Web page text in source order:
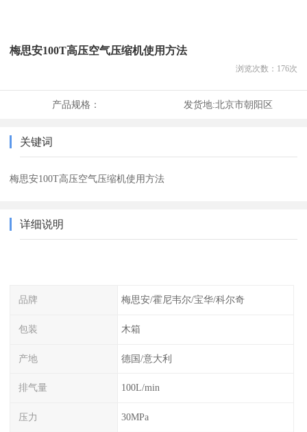
梅思安100T高压空气压缩机使用方法
浏览次数： 176次
产品规格： 发货地:北京市朝阳区
关键词
梅思安100T高压空气压缩机使用方法
详细说明
品牌 梅思安/霍尼韦尔/宝华/科尔奇
包装 木箱
产地 德国/意大利
排气量 100L/min
压力 30MPa